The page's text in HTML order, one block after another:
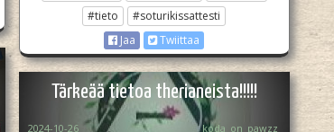
#tieto
#soturikissattesti
Jaa
Twiittaa
Tärkeää tietoa therianeista!!!!!
2024-10-26 koda_on_pawzz